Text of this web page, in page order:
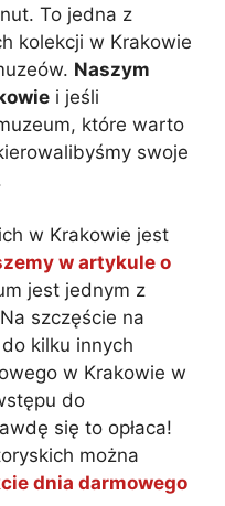
To jedna z
kolekcji w Krakowie
Naszym
i jeśli
które warto
swoje
w Krakowie jest
w artykule o
jest jednym z
szczęście na
kilku innych
w Krakowie w
do
się to opłaca!
można
dnia darmowego